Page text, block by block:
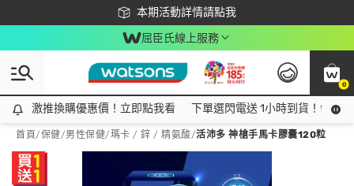
本期活動詳情請點我
下載app最高回饋$350
屈臣氏線上服務
0
激推換購優惠價！立即點我看
激推換購優惠價！立即點我看 下單選閃電送 1小時到貨！領神
首頁/保健/男性保健/瑪卡 / 鋅 / 精氨酸/活沛多 神槍手馬卡膠囊120粒